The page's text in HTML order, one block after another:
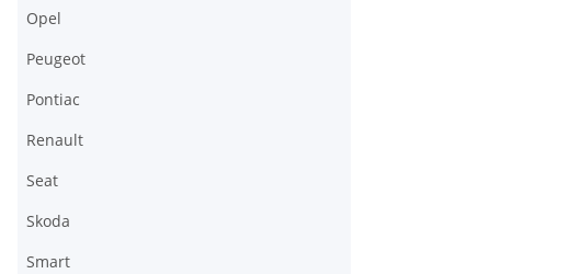
Opel
Peugeot
Pontiac
Renault
Seat
Skoda
Smart